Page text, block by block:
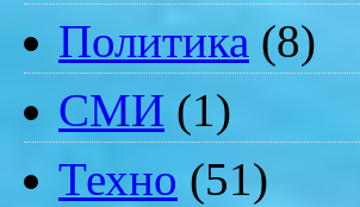
Политика (8)
СМИ (1)
Техно (51)